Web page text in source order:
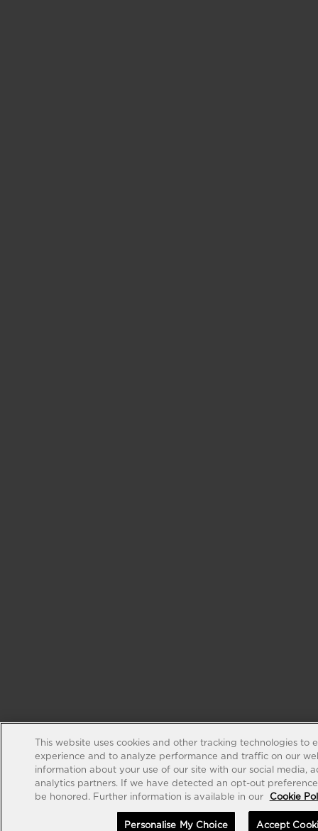
This website uses cookies and other tracking technologies to
experience and to analyze performance and traffic on our
information about your use of our site with our social media,
analytics partners. If we have detected an opt-out
be honored. Further information is available in our
Cookie
Personalise My Choice Accept